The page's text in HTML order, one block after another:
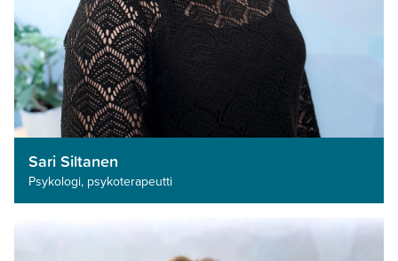
Sari Siltanen
Psykologi, psykoterapeutti­